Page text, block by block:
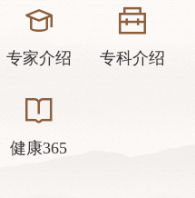
专家介绍 专科介绍
健康365